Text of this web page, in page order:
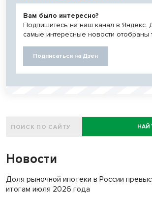
Вам было интересно?
Подпишитесь на наш канал в Яндекс.
самые интересные новости отобраны
Подписаться на Дзен
Новости
Доля рыночной ипотеки в России
итогам июля 2026 года